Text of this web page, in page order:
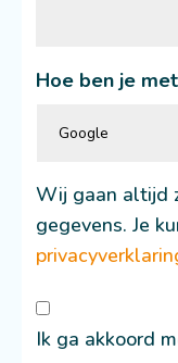
Hoe ben je
Wij gaan altijd
gegevens. Je
Consent
Ik ga akkoord